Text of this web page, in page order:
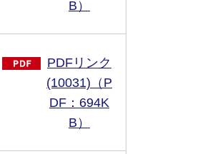
B）
PDFリンク
(10031)（P
DF：694K
B）